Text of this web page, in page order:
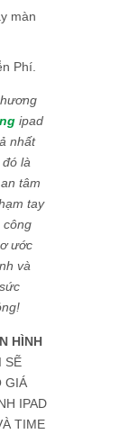
màn
Phí.
ipad
nhất
là
tâm
tay
công
ước
và
HÌNH
SẼ
GIÁ
IPAD
TIME